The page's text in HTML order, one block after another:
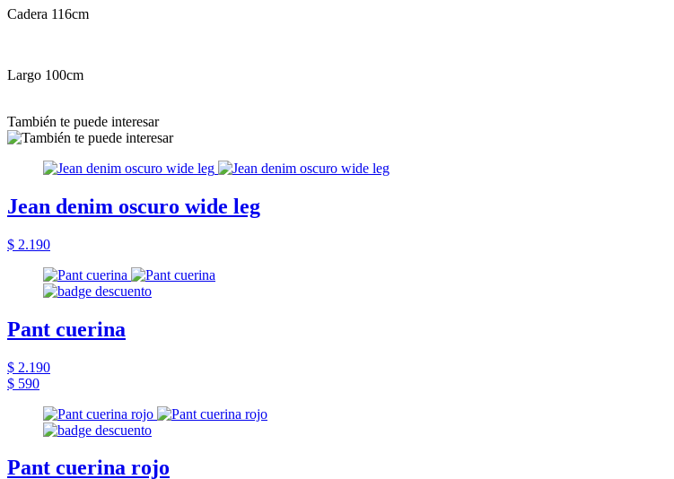
Cadera 116cm
Largo 100cm
También te puede interesar
Jean denim oscuro wide leg
$ 2.190
Pant cuerina
$ 2.190
$ 590
Pant cuerina rojo